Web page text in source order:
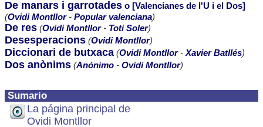
Sumario
La página principal de
Ovidi Montllor
De manars i garrotades o [Valencianes de l'U i el Dos]
(Ovidi Montllor- Popular valenciana)
De res (Ovidi Montllor- Toti Soler)
Desesperacions (Ovidi Montllor)
Diccionari de butxaca (Ovidi Montllor- Xavier Batllés)
Dos anònims (Anónimo - Ovidi Montllor)